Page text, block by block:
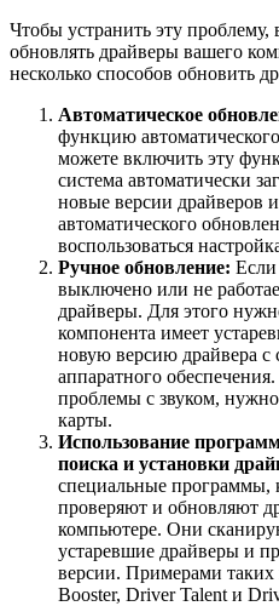
Чтобы устранить эту
обновлять драйверы вашего
несколько способов обновить
Автоматическое
функцию
можете включить эту
система автоматически
новые версии драйверов
автоматического
воспользоваться
Ручное обновление: Если
выключено или не
драйверы. Для этого
компонента имеет
новую версию драйвера с
аппаратного
проблемы с звуком,
карты.
Использование
поиска и установки
специальные программы,
проверяют и обновляют
компьютере. Они
устаревшие драйверы и
версии. Примерами
Booster, Driver Talent и